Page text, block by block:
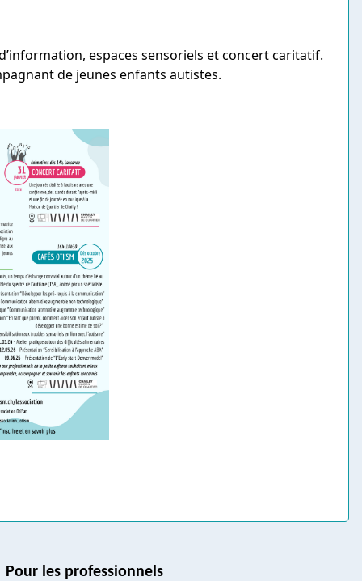
espaces sensoriels et concert caritatif.
de jeunes enfants autistes.
Pour les professionnels